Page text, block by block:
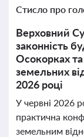
Стисло про
Верховний
законність
Осокорках
земельних
2026 році
У червні 2026
практична
земельним